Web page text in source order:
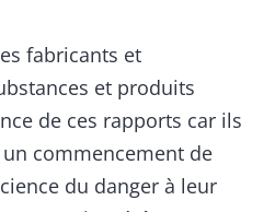
fabricants et
et produits
de ces rapports car ils
commencement de
du danger à leur